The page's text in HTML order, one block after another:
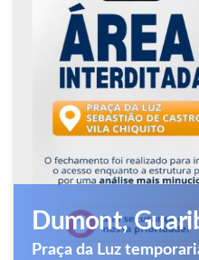
Dumont,
Praça da Luz